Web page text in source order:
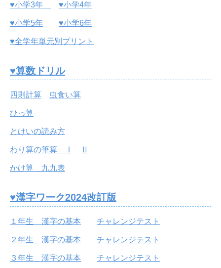
♥小学3年 ♥小学4年
♥小学5年 ♥小学6年
♥全学年単元別プリント
♥算数ドリル
四則計算 虫食い算
ひっ算
とけいの読み方
わり算の筆算 Ⅰ Ⅱ
かけ算 九九表
♥漢字ワーク2024改訂版
１年生 漢字の基本 チャレンジテスト
２年生 漢字の基本 チャレンジテスト
３年生 漢字の基本 チャレンジテスト